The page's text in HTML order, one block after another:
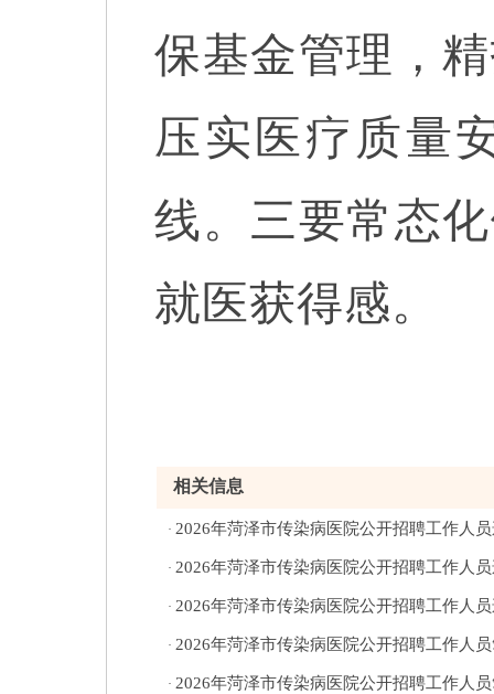
保基金管理，
压实医疗质量
线。三要常态
就医获得感。
相关信息
· 2026年菏泽市传染病医院公开招聘工作人
· 2026年菏泽市传染病医院公开招聘工作人
· 2026年菏泽市传染病医院公开招聘工作人
· 2026年菏泽市传染病医院公开招聘工作人
· 2026年菏泽市传染病医院公开招聘工作人